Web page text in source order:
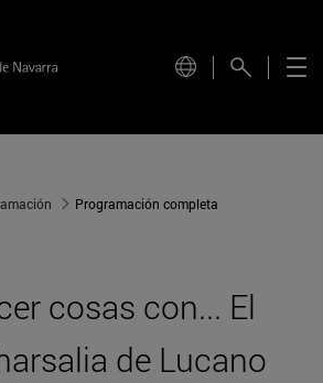
Programación completa
cosas con... El
de Lucano